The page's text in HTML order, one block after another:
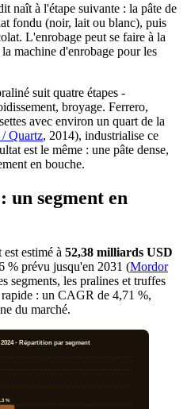
naît à l'étape suivante : la pâte de
fondu (noir, lait ou blanc), puis
L'enrobage peut se faire à la
machine d'enrobage pour les
suit quatre étapes -
broyage. Ferrero,
avec environ un quart de la
Quartz, 2014), industrialise ce
est le même : une pâte dense,
en bouche.
un segment en
estimé à 52,38 milliards USD
% prévu jusqu'en 2031 (Mordor
segments, les pralines et truffes
: un CAGR de 4,71 %,
du marché.
- Répartition par segment
%